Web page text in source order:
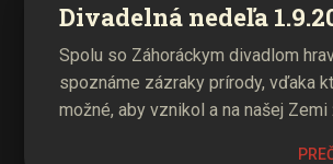
Divadelná nedeľa
Spolu so Záhoráckym divadlom
spoznáme zázraky prírody, vďaka
možné, aby vznikol a na našej Zemi